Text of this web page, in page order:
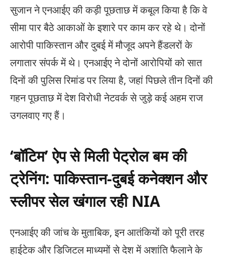
सुजान ने एनआईए की कड़ी पूछताछ में कबूल किया है कि वे
सीमा पार बैठे आकाओं के इशारे पर काम कर रहे थे। दोनों
आरोपी पाकिस्तान और दुबई में मौजूद अपने हैंडलरों के
लगातार संपर्क में थे। एनआईए ने दोनों आरोपियों को सात
दिनों की पुलिस रिमांड पर लिया है, जहां पिछले तीन दिनों की
गहन पूछताछ में देश विरोधी नेटवर्क से जुड़े कई अहम राज
उगलवाए गए हैं।
‘बॉटिम’ ऐप से मिली पेट्रोल बम की
ट्रेनिंग: पाकिस्तान-दुबई कनेक्शन और
स्लीपर सेल खंगाल रही NIA
एनआईए की जांच के मुताबिक, इन आतंकियों को पूरी तरह
हाईटेक और डिजिटल माध्यमों से देश में अशांति फैलाने के